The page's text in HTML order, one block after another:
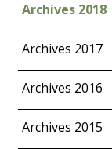
Archives 2018
Archives 2017
Archives 2016
Archives 2015